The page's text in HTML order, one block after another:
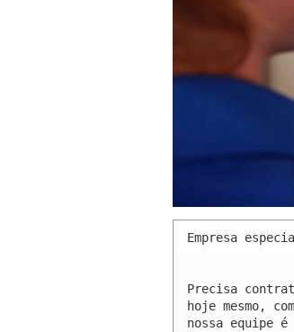
Empresa
Precisa
hoje mesmo,
nossa equipe